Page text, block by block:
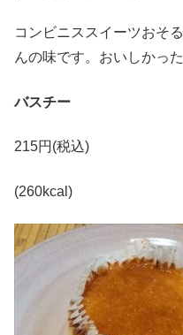
コンビニススイーツおそ
んの味です。おいしかった
バスチー
215円(税込)
(260kcal)